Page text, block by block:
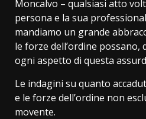
Moncalvo – qualsiasi atto
persona e la sua
mandiamo un grande
le forze dell’ordine
ogni aspetto di questa
Le indagini su quanto
e le forze dell’ordine non
movente.